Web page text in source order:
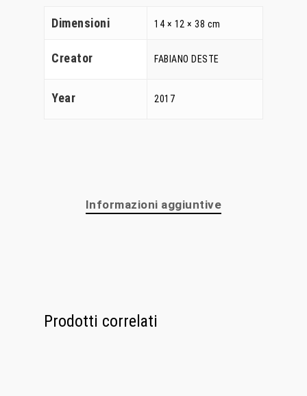
Dimensioni 14 × 12 × 38 cm
Creator FABIANO DESTE
Year 2017
Informazioni aggiuntive
Prodotti correlati
Home
Chi Siamo
Oggetti